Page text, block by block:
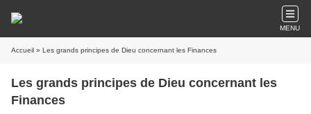
MENU
Accueil » Les grands principes de Dieu concernant les Finances
Les grands principes de Dieu concernant les
Finances